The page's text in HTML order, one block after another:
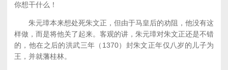
你想干什么！
朱元璋本来想处死朱文正，但由于马皇后的劝阻，他没有这
样做，而是将他关了起来。客观的讲，朱元璋对朱文正还是不错
的，他在之后的洪武三年（1370）封朱文正年仅八岁的儿子为
王，并就藩桂林。